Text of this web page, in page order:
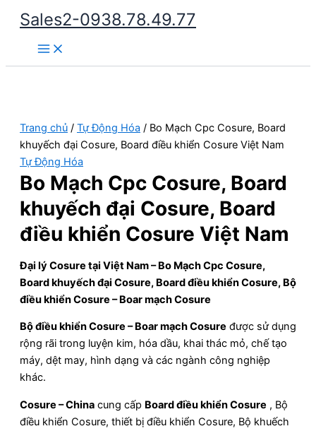
Nhảy
dung
Sales2-0938.78.49.77
Main
Menu
Trang chủ / Tự Động Hóa / Bo Mạch Cpc Cosure, Board
khuyếch đại Cosure, Board điều khiển Cosure Việt Nam
Tự Động Hóa
Bo Mạch Cpc Cosure, Board
khuyếch đại Cosure, Board
điều khiển Cosure Việt Nam
Đại lý Cosure tại Việt Nam – Bo Mạch Cpc Cosure,
Board khuyếch đại Cosure, Board điều khiển Cosure, Bộ
điều khiển Cosure – Boar mạch Cosure
Bộ điều khiển Cosure – Boar mạch Cosure được sử dụng
rộng rãi trong luyện kim, hóa dầu, khai thác mỏ, chế tạo
máy, dệt may, hình dạng và các ngành công nghiệp
khác.
Cosure – China cung cấp Board điều khiển Cosure , Bộ
điều khiển Cosure, thiết bị điều khiển Cosure, Bộ khuếch